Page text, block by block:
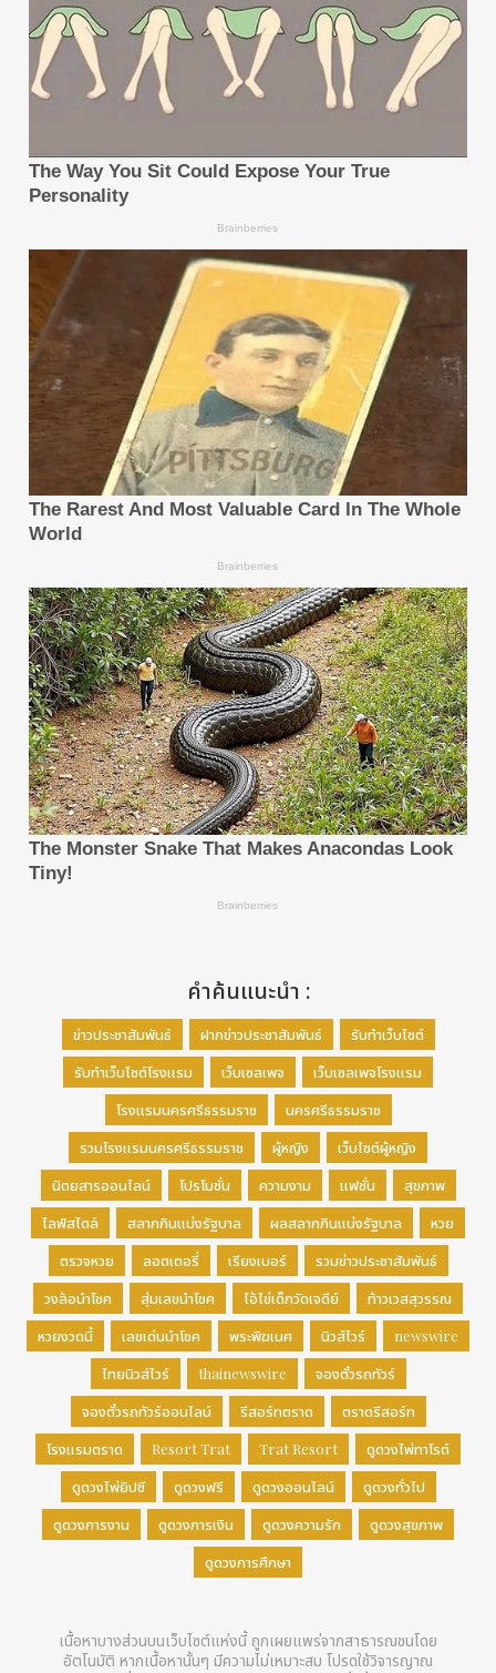
คำค้นแนะนำ :
ข่าวประชาสัมพันธ์ ฝากข่าวประชาสัมพันธ์
รับทำเว็บไซต์
รับทำเว็บไซต์โรงแรม
เว็บเซลเพจ
เว็บเซลเพจโรงแรม
โรงแรมนครศรีธรรมราช
นครศรีธรรมราช
รวมโรงแรมนครศรีธรรมราช
ผู้หญิง
เว็บไซต์ผู้หญิง
นิตยสารออนไลน์
โปรโมชั่น ความงาม แฟชั่น
สุขภาพ
ไลฟ์สไตล์
สลากกินแบ่งรัฐบาล ผลสลากกินแบ่งรัฐบาล
หวย
ตรวจหวย
ลอตเตอรี่ เรียงเบอร์
รวมข่าวประชาสัมพันธ์
วงล้อนำโชค
สุ่มเลขนำโชค ไอ้ไข่เด็กวัดเจดีย์
ท้าวเวสสุวรรณ
หวยงวดนี้
เลขเด่นนำโชค พระพิฆเนศ นิวส์ไวร์
newswire
ไทยนิวส์ไวร์
thainewswire
จองตั๋วรถทัวร์
จองตั๋วรถทัวร์ออนไลน์
รีสอร์ทตราด
ตราดรีสอร์ท
โรงแรมตราด
Resort Trat Trat Resort
ดูดวงไพ่ทาโรต์
ดูดวงไพ่ยิปซี
ดูดวงฟรี ดูดวงออนไลน์
ดูดวงทั่วไป
ดูดวงการงาน
ดูดวงการเงิน ดูดวงความรัก
ดูดวงสุขภาพ
ดูดวงการศึกษา
เนื้อหาบางส่วนบนเว็บไซต์แห่งนี้ ถูกเผยแพร่จากสาธารณชนโดย
อัตโนมัติ หากเนื้อหานั้นๆ มีความไม่เหมาะสม โปรดใช้วิจารญาณ